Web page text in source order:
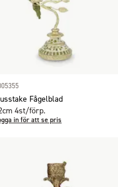
Fågelblad
4st/förp.
in för att se pris